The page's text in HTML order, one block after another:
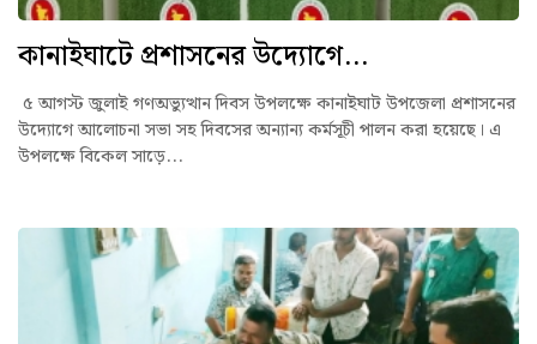
কানাইঘাটে প্রশাসনের উদ্যোগে...
৫ আগস্ট জুলাই গণঅভ্যুত্থান দিবস উপলক্ষে কানাইঘাট উপজেলা প্রশাসনের
উদ্যোগে আলোচনা সভা সহ দিবসের অন্যান্য কর্মসূচী পালন করা হয়েছে। এ
উপলক্ষে বিকেল সাড়ে...